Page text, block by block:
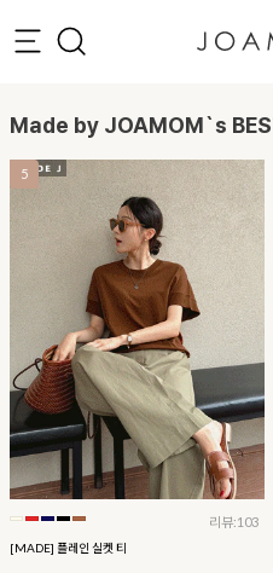
Made by JOAMOM`s
5
리뷰:103
[MADE] 플레인 실켓 티